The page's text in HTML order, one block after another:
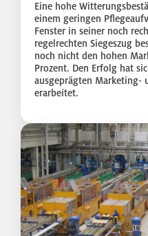
Eine hohe
einem geringen
Fenster in seiner noch
regelrechten Siegeszug
noch nicht den hohen
Prozent. Den Erfolg hat
ausgeprägten Marketing-
erarbeitet.